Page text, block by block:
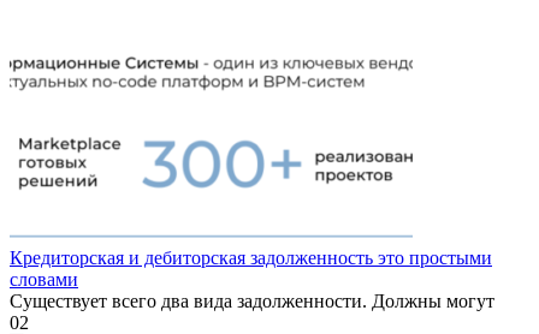
Кредиторская и дебиторская задолженность это простыми
словами
Существует всего два вида задолженности. Должны могут
02